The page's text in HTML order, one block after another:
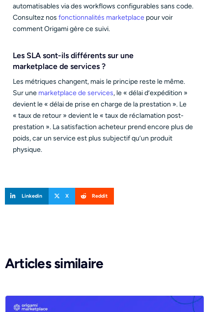
automatisables via des workflows configurables sans code.
Consultez nos fonctionnalités marketplace pour voir
comment Origami gère ce suivi.
Les SLA sont-ils différents sur une
marketplace de services ?
Les métriques changent, mais le principe reste le même.
Sur une marketplace de services, le « délai d’expédition »
devient le « délai de prise en charge de la prestation ». Le
« taux de retour » devient le « taux de réclamation post-
prestation ». La satisfaction acheteur prend encore plus de
poids, car un service est plus subjectif qu’un produit
physique.
Linkedin X Reddit
Articles similaire